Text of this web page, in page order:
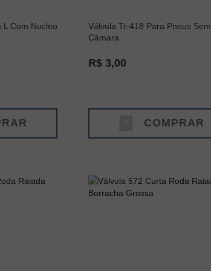
L Com Nucleo
Válvula Tr-418 Para Pneus Sem
Câmara
R$ 3,00
COMPRAR